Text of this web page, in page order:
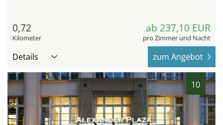
0,72
Kilometer
ab 237,10 EUR
pro Zimmer und Nacht
Details zum Angebot
10